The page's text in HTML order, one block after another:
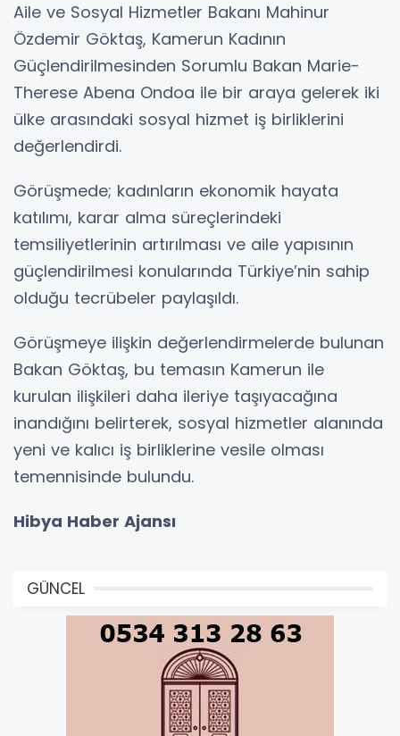
Aile ve Sosyal Hizmetler Bakanı Mahinur
Özdemir Göktaş, Kamerun Kadının
Güçlendirilmesinden Sorumlu Bakan Marie-
Therese Abena Ondoa ile bir araya gelerek iki
ülke arasındaki sosyal hizmet iş birliklerini
değerlendirdi.
Görüşmede; kadınların ekonomik hayata
katılımı, karar alma süreçlerindeki
temsiliyetlerinin artırılması ve aile yapısının
güçlendirilmesi konularında Türkiye’nin sahip
olduğu tecrübeler paylaşıldı.
Görüşmeye ilişkin değerlendirmelerde bulunan
Bakan Göktaş, bu temasın Kamerun ile
kurulan ilişkileri daha ileriye taşıyacağına
inandığını belirterek, sosyal hizmetler alanında
yeni ve kalıcı iş birliklerine vesile olması
temennisinde bulundu.
Hibya Haber Ajansı
GÜNCEL